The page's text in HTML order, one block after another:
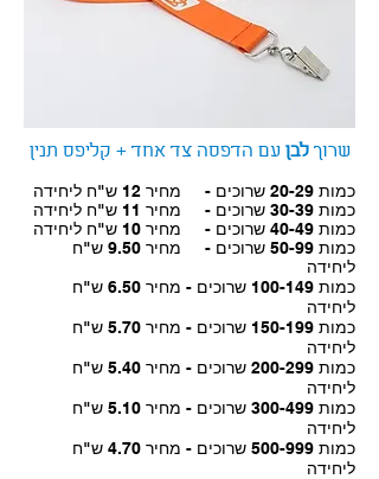
שרוך לבן עם הדפסה צד אחד + קליפס תנין
כמות 20-29 שרוכים - מחיר 12
ש"ח ליחידה
כמות 30-39 שרוכים - מחיר 11
ש"ח ליחידה
כמות 40-49 שרוכים - מחיר 10
ש"ח ליחידה
כמות 50-99 שרוכים - מחיר 9.50 ש"ח
ליחידה
כמות 100-149 שרוכים - מחיר 6.50 ש"ח
ליחידה
כמות 150-199 שרוכים - מחיר 5.70 ש"ח
ליחידה
כמות 200-299 שרוכים - מחיר 5.40 ש"ח
ליחידה
כמות 300-499 שרוכים - מחיר 5.10 ש"ח
ליחידה
כמות 500-999 שרוכים - מחיר 4.70 ש"ח
ליחידה